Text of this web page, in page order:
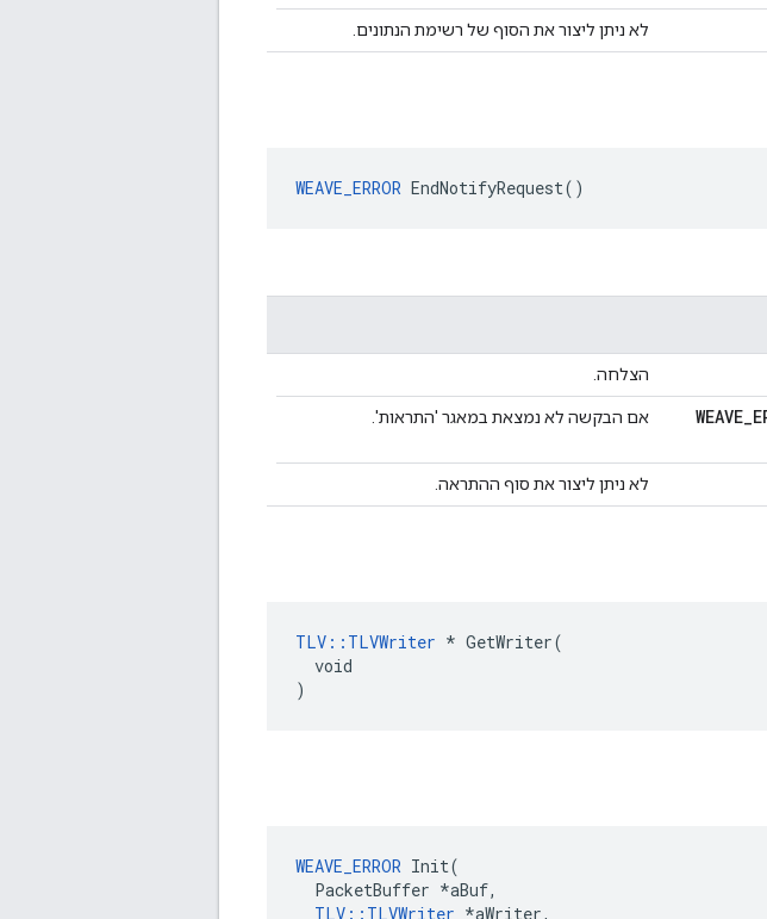
לא ניתן ליצור את הסוף של רשימת הנתונים.
WEAVE_ERROR EndNotifyRequest()
הצלחה.
WEAVE_ אם הבקשה לא נמצאת במאגר 'התראות'.
לא ניתן ליצור את סוף ההתראה.
TLV::TLVWriter * GetWriter(
  void
)
WEAVE_ERROR Init(
PacketBuffer *aBuf,
TLV :: TLVWriter *aWriter,